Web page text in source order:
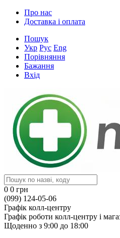
Про нас
Доставка і оплата
Пошук
Укр Рус Eng
Порівняння
Бажання
Вхід
0 0 грн
(099) 124-05-06
Графік колл-центру
Графік роботи колл-центру і
Щоденно з 9:00 до 18:00